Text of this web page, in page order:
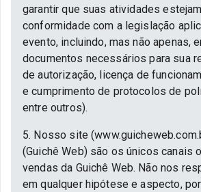
garantir que suas atividades
conformidade com a legislação
evento, incluindo, mas não apenas,
documentos necessários para sua
de autorização, licença de
e cumprimento de protocolos de
entre outros).
5. Nosso site
(Guichê Web) são os únicos canais
vendas da Guichê Web. Não nos
em qualquer hipótese e aspecto,